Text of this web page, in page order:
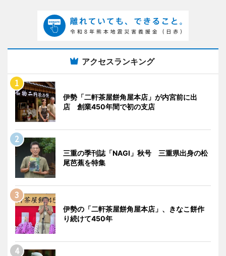
アクセスランキング
伊勢「二軒茶屋餅角屋本店」が内宮前に出
店 創業450年間で初の支店
三重の季刊誌「NAGI」秋号 三重県出身の松
尾芭蕉を特集
伊勢の「二軒茶屋餅角屋本店」、きなこ餅作
り続けて450年